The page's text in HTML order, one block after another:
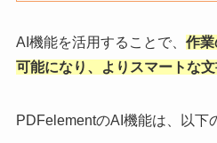
AI機能を活用することで、 作
可能になり、よりスマートな
PDFelementのAI機能は、以下